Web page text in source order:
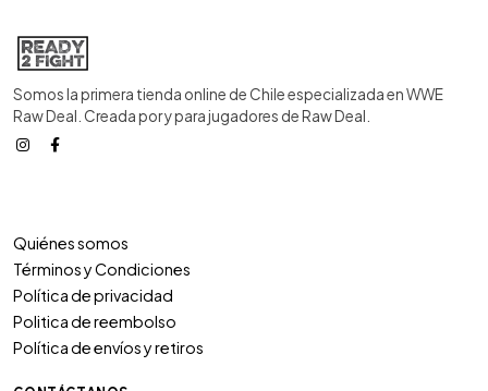
Somos la primera tienda online de Chile especializada en WWE
Raw Deal. Creada por y para jugadores de Raw Deal.
Quiénes somos
Términos y Condiciones
Política de privacidad
Politica de reembolso
Política de envíos y retiros